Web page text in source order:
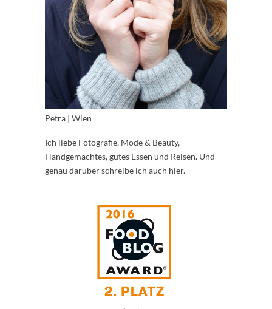
Petra | Wien
Ich liebe Fotografie, Mode & Beauty,
Handgemachtes, gutes Essen und Reisen. Und
genau darüber schreibe ich auch hier.